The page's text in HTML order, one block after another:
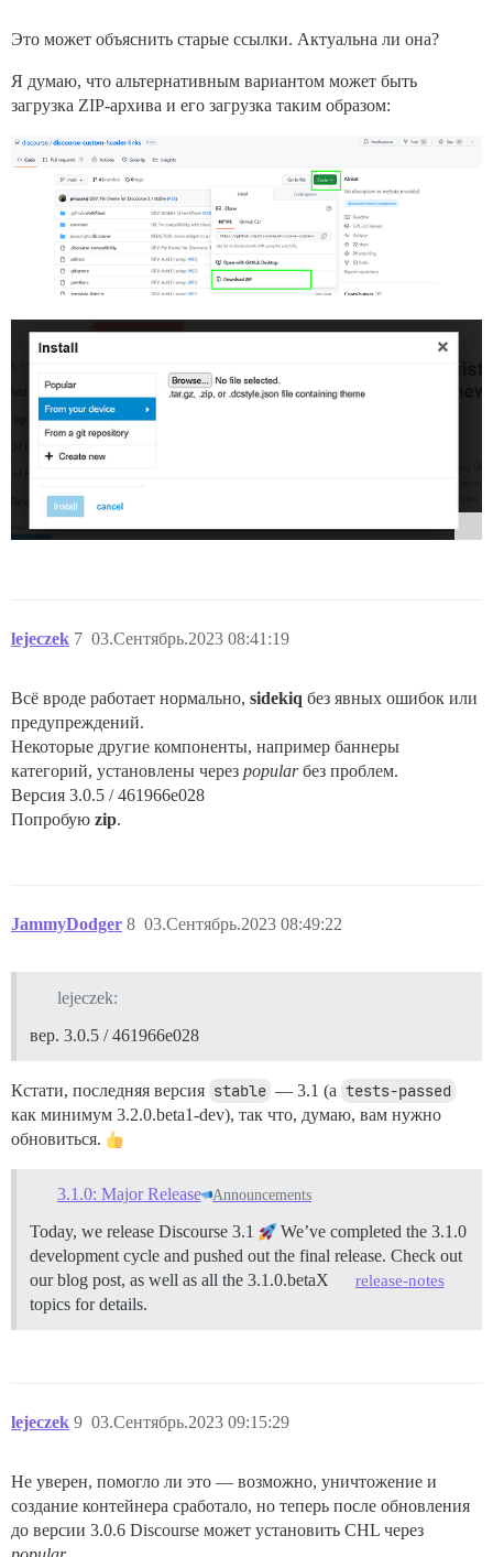
Это может объяснить старые ссылки. Актуальна ли она?
Я думаю, что альтернативным вариантом может быть
загрузка ZIP-архива и его загрузка таким образом:
lejeczek 03.Сентябрь.2023 08:41:19
7
Всё вроде работает нормально, sidekiq без явных ошибок или
предупреждений.
Некоторые другие компоненты, например баннеры
категорий, установлены через popularбез проблем.
Версия 3.0.5 / 461966e028
Попробую zip.
JammyDodger 03.Сентябрь.2023 08:49:22
8
lejeczek:
вер. 3.0.5 / 461966e028
Кстати, последняя версия stable — 3.1 (а tests-passed
как минимум 3.2.0.beta1-dev), так что, думаю, вам нужно
обновиться.
3.1.0: Major Release Announcements
Today, we release Discourse 3.1
We’ve completed the 3.1.0
development cycle and pushed out the final release. Check out
our blog post, as well as all the 3.1.0.betaX
release-notes
topics for details.
lejeczek 03.Сентябрь.2023 09:15:29
9
Не уверен, помогло ли это — возможно, уничтожение и
создание контейнера сработало, но теперь после обновления
до версии 3.0.6 Discourse может установить CHL через